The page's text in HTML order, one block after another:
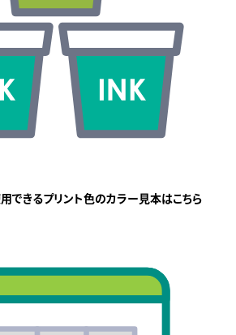
できるプリント色のカラー見本はこちら